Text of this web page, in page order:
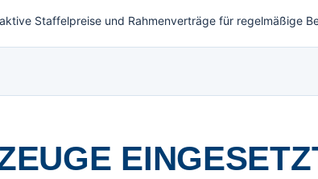
Staffelpreise und Rahmenverträge für regelmäßige